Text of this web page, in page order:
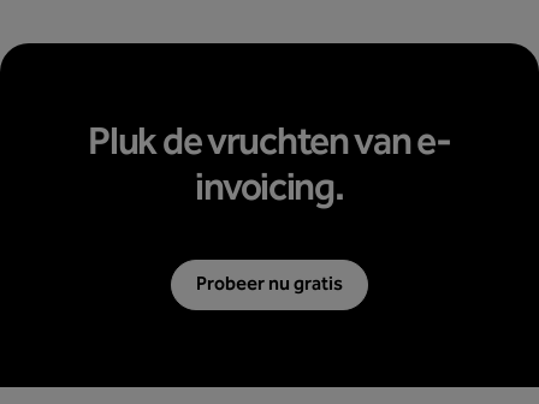
Pluk de vruchten van e-
invoicing.
Probeer nu gratis